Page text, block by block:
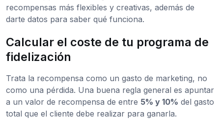
recompensas más flexibles y creativas, además de
darte datos para saber qué funciona.
Calcular el coste de tu programa de
fidelización
Trata la recompensa como un gasto de marketing, no
como una pérdida. Una buena regla general es apuntar
a un valor de recompensa de entre 5% y 10% del gasto
total que el cliente debe realizar para ganarla.